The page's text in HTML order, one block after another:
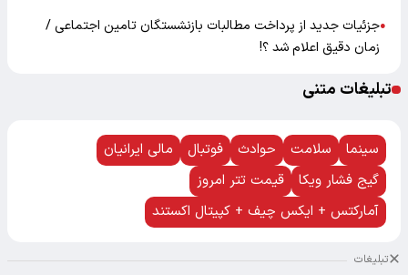
●جزئیات جدید از پرداخت مطالبات بازنشستگان تامین اجتماعی /
زمان دقیق اعلام شد ؟!
تبلیغات متنی
سینما سلامت حوادث فوتبال
مالی ایرانیان
گیج فشار ویکا
قیمت تتر امروز
آمارکتس + ایکس چیف + کپیتال اکستند
تبلیغات